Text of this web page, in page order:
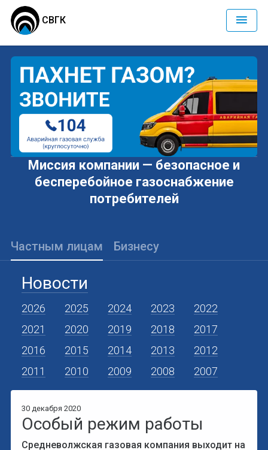
СВГК
Миссия компании — безопасное и
бесперебойное газоснабжение
потребителей
Частным лицам Бизнесу
Новости
2026 2025 2024 2023
2022
2021
2020 2019 2018
2017
2016
2015 2014 2013
2012
2011
2010 2009 2008 2007
30 декабря 2020
Особый режим работы
Средневолжская газовая компания выходит на